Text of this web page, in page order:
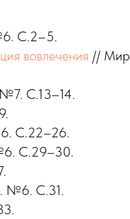
С.2–5.
вовлечения // Мир
С.13–14.
С.22–26.
С.29–30.
№6. С.31.